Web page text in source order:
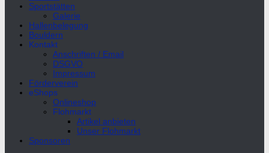
Sportstätten
Galerie
Hallenbelegung
Bouldern
Kontakt
Anschriften / Email
DSGVO
Impressum
Förderverein
eShops
Onlineshop
Flohmarkt
Artikel anbieten
Unser Flohmarkt
Sponsoren